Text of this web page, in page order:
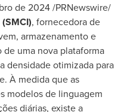
de 2024/PRNewswire/
, fornecedora de
armazenamento e
uma nova plataforma
densidade otimizada para
À medida que as
modelos de linguagem
diárias, existe a